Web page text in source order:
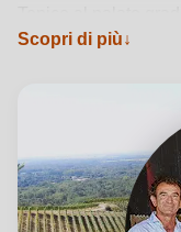
corroborante spinta
Scopri di più